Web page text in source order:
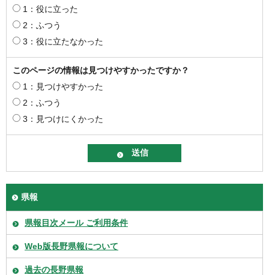
1：役に立った
2：ふつう
3：役に立たなかった
このページの情報は見つけやすかったですか？
1：見つけやすかった
2：ふつう
3：見つけにくかった
県報
県報目次メール ご利用条件
Web版長野県報について
過去の長野県報